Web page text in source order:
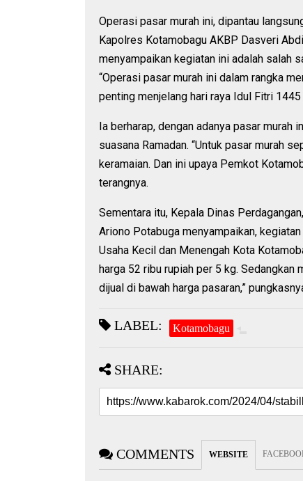
Operasi pasar murah ini, dipantau
Kapolres Kotamobagu AKBP Dasveri
menyampaikan kegiatan ini adalah salah
“Operasi pasar murah ini dalam rangka
penting menjelang hari raya Idul Fitri 1445
Ia berharap, dengan adanya pasar
suasana Ramadan. “Untuk pasar murah
keramaian. Dan ini upaya Pemkot
terangnya.
Sementara itu, Kepala Dinas
Ariono Potabuga menyampaikan,
Usaha Kecil dan Menengah Kota
harga 52 ribu rupiah per 5 kg.
dijual di bawah harga pasaran,”
LABEL: Kotamobagu
SHARE:
COMMENTS WEBSITE